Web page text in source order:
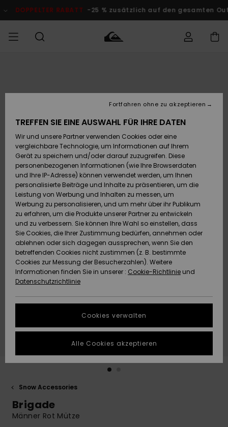
Produktinformation
DOPPELTER RABATT -25 % zusätzlich auf den gesamten
Accessoires
Schuhe&
Flip-Flops
Surf
Snow
Brandneu
Highlights
Accessoires
Schuhe&
Flip-Flops
Surf
Snow
Brandneu
Highlights
FRAUEN
Brandneu
Highlights
Snow
SURF
Kinder
Highlights
Community
SNOW
Snow Shop
Kinder
Snow Shop
Damen
Highlights
Community
DOPPELTER
RABATT
KINDER
Outlet
Frauen
HILFE & KONTAKT
Retouren
Bezahlung
Geschenkkarte
Quiksilver
Freedom
Datenschutz
Starten Sie eine
um die
schnellste
Antwort auf Ihre
erhalten.
NACHHALTIGKEIT
SHOPS
QUIKSILVER APP
WUNSCHLISTE
Snow Accessories
Brigade
Männer Rot Mütze
TREFFEN SIE EINE AUSWAHL FÜR IHRE DATEN
Wir und unsere Partner verwenden Cookies oder eine
vergleichbare Technologie, um Informationen auf Ihrem
Gerät zu speichern und/oder darauf zuzugreifen. Diese
personenbezogenen Informationen (wie Ihre Browserdaten
und Ihre IP-Adresse) können verwendet werden, um Ihnen
personalisierte Beiträge und Inhalte zu präsentieren, um die
Leistung von Werbung und Inhalten zu messen, um
Werbung zu personalisieren, und um mehr über ihr Publikum
zu erfahren, um die Produkte unserer Partner zu entwickeln
und zu verbessern. Sie können Ihre Wahl so einstellen, dass
Sie Cookies, die Ihrer Zustimmung bedürfen, annehmen oder
ablehnen oder sich dagegen aussprechen, wenn Sie den
betreffenden Cookies nicht zustimmen (z. B. bestimmte
Cookies zur Messung der Besucherzahlen). Weitere
Informationen finden Sie in unserer : Cookie-Richtlinie und
Datenschutzrichtlinie
Cookies verwalten
Fortfahren ohne zu akzeptieren
Alle Cookies akzeptieren